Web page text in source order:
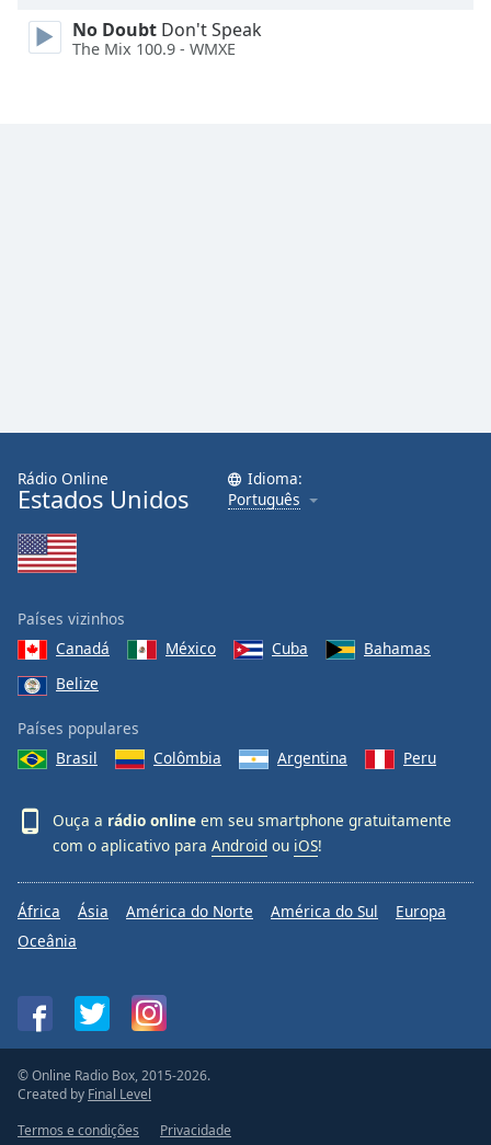
No Doubt Don't Speak
The Mix 100.9 - WMXE
Rádio Online
Estados Unidos
Idioma:
Português
Países vizinhos
Canadá
México Cuba
Bahamas
Belize
Países populares
Brasil
Colômbia Argentina Peru
Ouça a rádio online em seu smartphone gratuitamente
com o aplicativo para Android ou iOS!
África Ásia América do Norte América do Sul
Europa
Oceânia
© Online Radio Box, 2015-2026.
Created by Final Level
Termos e condições
Privacidade